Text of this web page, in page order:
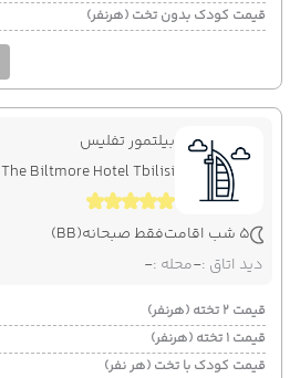
قیمت کودک بدون تخت (هرنفر)
بیلتمور تفلیس
The Biltmore Hotel Tbilisi
5 شب اقامت فقط صبحانه(BB)
دید اتاق :-محله :-
قیمت 2 تخته (هرنفر)
قیمت 1 تخته (هرنفر)
قیمت کودک با تخت (هر نفر)